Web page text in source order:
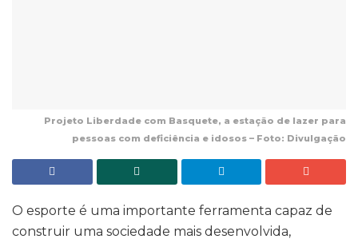
Projeto Liberdade com Basquete, a estação de lazer para
pessoas com deficiência e idosos – Foto: Divulgação
O esporte é uma importante ferramenta capaz de
construir uma sociedade mais desenvolvida,